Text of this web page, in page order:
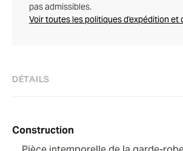
pas admissibles.
Voir toutes les politiques d'expédition et
DÉTAILS
Construction